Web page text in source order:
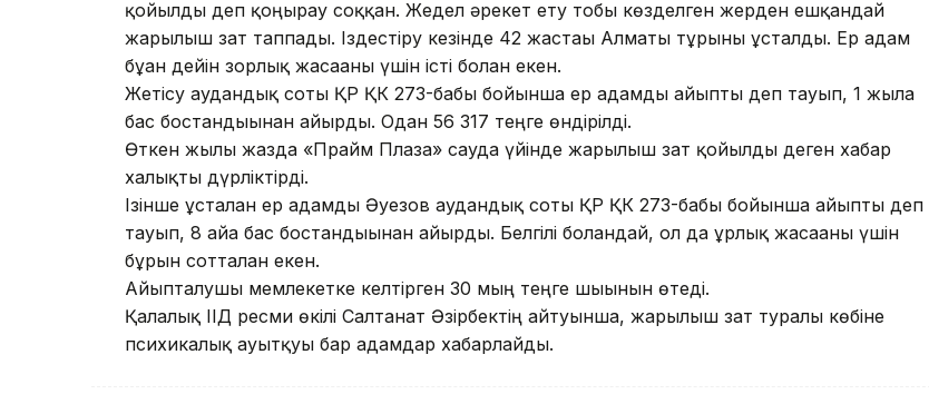
қойылды деп қоңырау соққан. Жедел әрекет ету тобы көзделген жерден ешқандай
жарылғыш зат таппады. Іздестіру кезінде 42 жастағы Алматы тұрғыны ұсталды. Ер адам
бұған дейін зорлық жасағаны үшін істі болған екен.
Жетісу аудандық соты ҚР ҚК 273-бабы бойынша ер адамды айыпты деп тауып, 1 жылға
бас бостандығынан айырды. Одан 56 317 теңге өндірілді.
Өткен жылы жазда «Прайм Плаза» сауда үйінде жарылғыш зат қойылды деген хабар
халықты дүрліктірді.
Ізінше ұсталған ер адамды Әуезов аудандық соты ҚР ҚК 273-бабы бойынша айыпты деп
тауып, 8 айға бас бостандығынан айырды. Белгілі болғандай, ол да ұрлық жасағаны үшін
бұрын сотталған екен.
Айыпталушы мемлекетке келтірген 30 мың теңге шығынын өтеді.
Қалалық ІІД ресми өкілі Салтанат Әзірбектің айтуынша, жарылғыш зат туралы көбіне
психикалық ауытқуы бар адамдар хабарлайды.